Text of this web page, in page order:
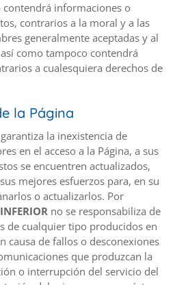
contendrá informaciones o
contrarios a la moral y a las
generalmente aceptadas y al
como tampoco contendrá
a cualesquiera derechos de
la Página
la inexistencia de
en el acceso a la Página, a sus
se encuentren actualizados,
mejores esfuerzos para, en su
o actualizarlos. Por
no se responsabiliza de
de cualquier tipo producidos en
causa de fallos o desconexiones
que produzcan la
o interrupción del servicio del